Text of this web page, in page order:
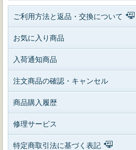
ご利用方法と返品・交換について
お気に入り商品
入荷通知商品
注文商品の確認・キャンセル
商品購入履歴
修理サービス
特定商取引法に基づく表記